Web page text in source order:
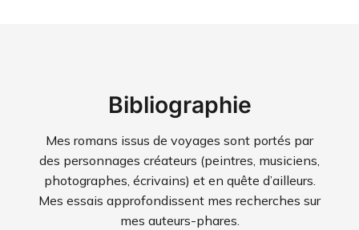
Bibliographie
Mes romans issus de voyages sont portés par
des personnages créateurs (peintres, musiciens,
photographes, écrivains) et en quête d’ailleurs.
Mes essais approfondissent mes recherches sur
mes auteurs-phares.